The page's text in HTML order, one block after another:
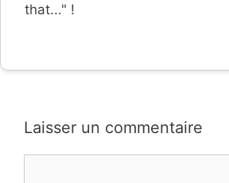
that..." !
Laisser un commentaire